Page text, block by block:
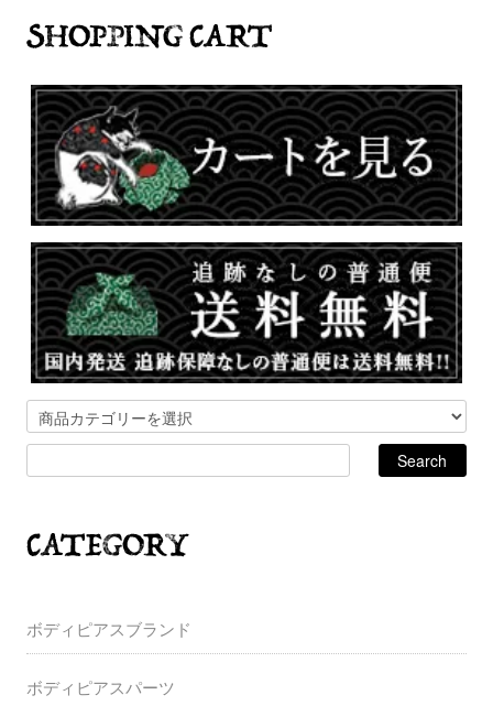
ボディピアスブランド
ボディピアスパーツ